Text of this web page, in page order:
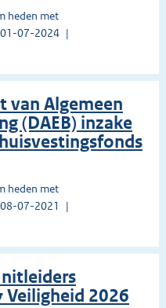
heden met
07-2024
van Algemeen
(DAEB) inzake
heden met
07-2021
Veiligheid 2026